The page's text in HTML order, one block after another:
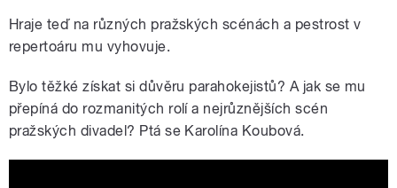
Hraje teď na různých pražských scénách a pestrost v
repertoáru mu vyhovuje.
Bylo těžké získat si důvěru parahokejistů? A jak se mu
přepíná do rozmanitých rolí a nejrůznějších scén
pražských divadel? Ptá se Karolína Koubová.